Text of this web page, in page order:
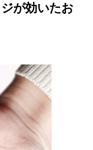
が効いたお